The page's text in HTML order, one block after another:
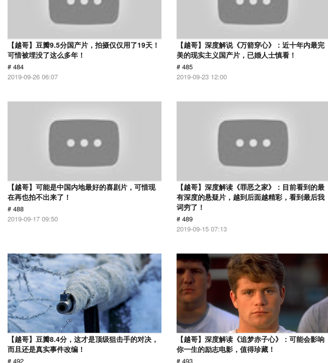
【越哥】豆瓣9.5分国产片，拍摄仅仅用了19天！
可惜被埋没了这么多年！
# 484
2019-09-26 06:07
【越哥】深度解说《万箭穿心》：近十年内最完
美的现实主义国产片，已婚人士慎看！
# 485
2019-09-23 12:00
【越哥】可能是中国内地最好的喜剧片，可惜现
在再也拍不出来了！
# 488
2019-09-17 09:50
【越哥】深度解读《罪恶之家》：目前看到的最
有深度的悬疑片，越到后面越精彩，看到最后我
词穷了！
# 489
2019-09-15 07:13
【越哥】豆瓣8.4分，这才是顶级狙击手的对决，
而且还是真实事件改编！
# 492
【越哥】深度解读《追梦赤子心》：可能会影响
你一生的励志电影，值得珍藏！
# 493